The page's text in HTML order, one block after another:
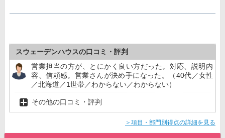
スウェーデンハウスの口コミ・評判
営業担当の方が、とにかく良い方だった。対応、説明内
容、信頼感。営業さんが決め手になった。（40代／女性
／北海道／1世帯／わからない／わからない）
その他の口コミ・評判
＞項目・部門別得点の詳細を見る